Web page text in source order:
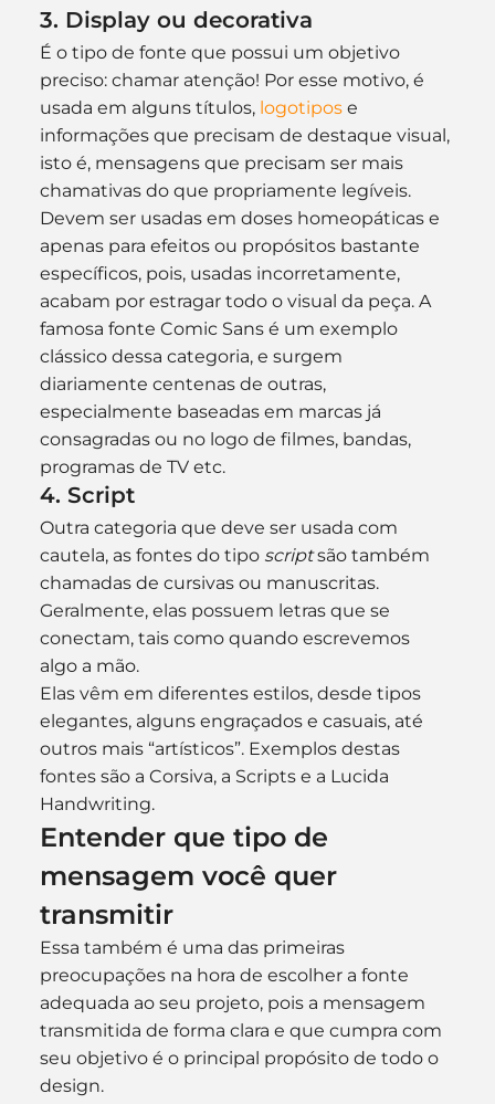
3. Display ou decorativa
É o tipo de fonte que possui um objetivo
preciso: chamar atenção! Por esse motivo, é
usada em alguns títulos, logotipos e
informações que precisam de destaque visual,
isto é, mensagens que precisam ser mais
chamativas do que propriamente legíveis.
Devem ser usadas em doses homeopáticas e
apenas para efeitos ou propósitos bastante
específicos, pois, usadas incorretamente,
acabam por estragar todo o visual da peça. A
famosa fonte Comic Sans é um exemplo
clássico dessa categoria, e surgem
diariamente centenas de outras,
especialmente baseadas em marcas já
consagradas ou no logo de filmes, bandas,
programas de TV etc.
4. Script
Outra categoria que deve ser usada com
cautela, as fontes do tipo script são também
chamadas de cursivas ou manuscritas.
Geralmente, elas possuem letras que se
conectam, tais como quando escrevemos
algo a mão.
Elas vêm em diferentes estilos, desde tipos
elegantes, alguns engraçados e casuais, até
outros mais “artísticos”. Exemplos destas
fontes são a Corsiva, a Scripts e a Lucida
Handwriting.
Entender que tipo de
mensagem você quer
transmitir
Essa também é uma das primeiras
preocupações na hora de escolher a fonte
adequada ao seu projeto, pois a mensagem
transmitida de forma clara e que cumpra com
seu objetivo é o principal propósito de todo o
design.